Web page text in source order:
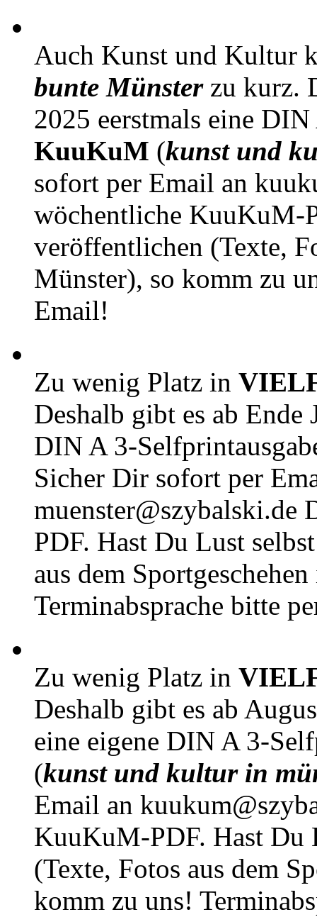
Auch Kunst und Kultur
bunte Münsterzu kurz.
2025 eerstmals eine
KuuKuM (kunst und
sofort per Email an
wöchentliche KuuKuM-
veröffentlichen (Texte,
Münster), so komm zu
Email!
Zu wenig Platz in
Deshalb gibt es ab Ende
DIN A 3-
Sicher Dir sofort per
muenster@szybalski.de
PDF. Hast Du Lust
aus dem
Terminabsprache bitte
Zu wenig Platz in
Deshalb gibt es ab
eine eigene DIN A 3-
(kunst und kultur in
Email an
KuuKuM-PDF. Hast Du
(Texte, Fotos aus dem
komm zu uns!